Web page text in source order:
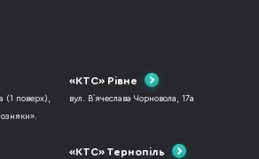
(1 поверх),
«КТС» Рівне
вул. В`ячеслава Чорновола, 17а
«КТС» Тернопіль